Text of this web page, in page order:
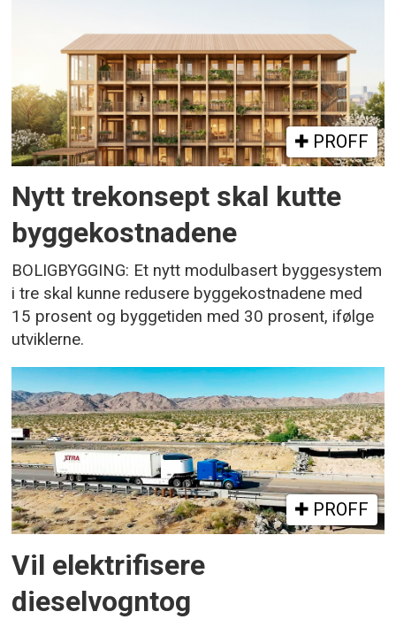
PROFF
Nytt trekonsept skal kutte
byggekostnadene
BOLIGBYGGING: Et nytt modulbasert byggesystem
i tre skal kunne redusere byggekostnadene med
15 prosent og byggetiden med 30 prosent, ifølge
utviklerne.
PROFF
Vil elektrifisere
dieselvogntog